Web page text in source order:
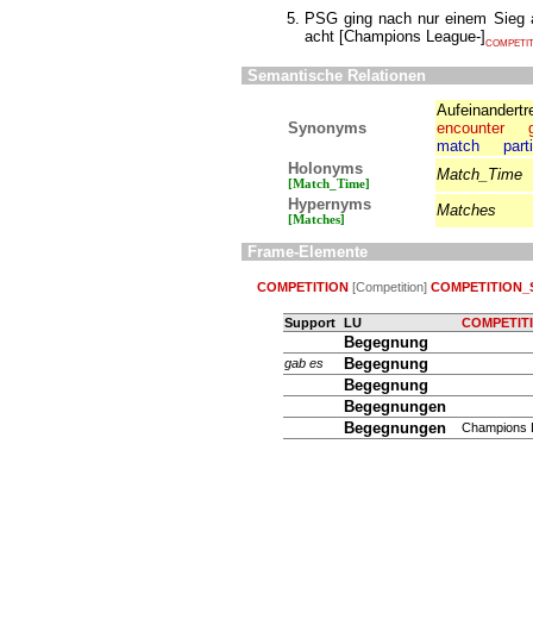
PSG ging nach nur einem Sieg
acht [Champions League-]
Semantische Relationen
Synonyms
encounter
match
Holonyms
[Match_Time]
Match_Time
Hypernyms
[Matches]
Matches
Frame-Elemente
COMPETITION [Competition]
Support LU
Begegnung
gab es
Begegnung
Begegnung
Begegnungen
Begegnungen
Champions